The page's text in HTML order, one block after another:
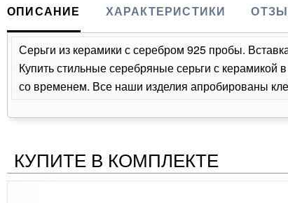
ОПИСАНИЕ ХАРАКТЕРИСТИКИ
Серьги из керамики с серебром 925 пробы.
Купить стильные серебряные серьги с керамикой
со временем. Все наши изделия апробированы
КУПИТЕ В КОМПЛЕКТЕ